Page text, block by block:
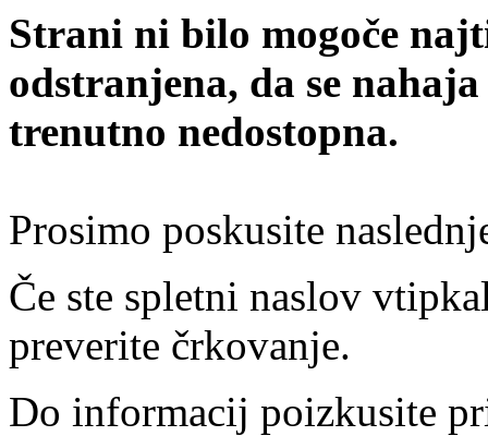
Strani ni bilo mogoče
odstranjena, da se
trenutno nedostopna.
Prosimo poskusite
Če ste spletni naslov
preverite črkovanje.
Do informacij poizkusite